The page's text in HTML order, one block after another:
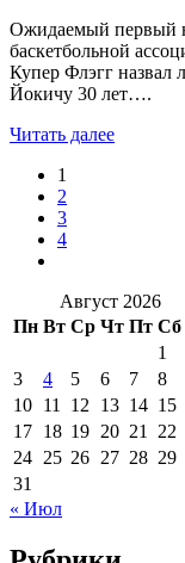
Ожидаемый первый
баскетбольной
Купер Флэгг назвал
Йокичу 30 лет….
Читать далее
1
2
3
4
Август 2026
Пн Вт Ср Чт Пт Сб
1
3
4 5 6 7 8
10 11 12 13 14 15
17 18 19 20 21 22
24 25 26 27 28 29
31
« Июл